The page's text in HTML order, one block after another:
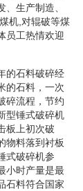
生产制造、
机,对辊破等煤
员工热情欢迎
的石料破碎经
的石料，一次
碎流程，节约
型锤式破碎机
板上初次破
物料落到衬板
式破碎机参
小时产量是最
石料符合国家